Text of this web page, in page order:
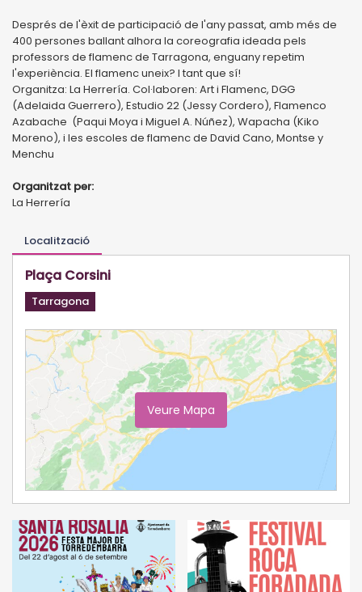
Després de l'èxit de participació de l'any passat, amb més de
400 persones ballant alhora la coreografia ideada pels
professors de flamenc de Tarragona, enguany repetim
l'experiència. El flamenc uneix? I tant que sí!
Organitza: La Herrería. Col·laboren: Art i Flamenc, DGG
(Adelaida Guerrero), Estudio 22 (Jessy Cordero), Flamenco
Azabache (Paqui Moya i Miguel A. Núñez), Wapacha (Kiko
Moreno), i les escoles de flamenc de David Cano, Montse y
Menchu
Organitzat per:
La Herrería
Localització
Plaça Corsini
Tarragona
Veure Mapa